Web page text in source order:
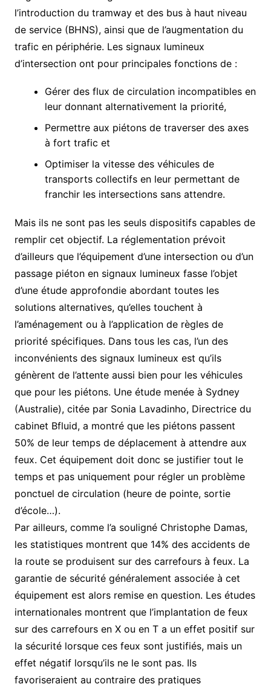
l’introduction du tramway et des bus à haut niveau
de service (BHNS), ainsi que de l’augmentation du
trafic en périphérie. Les signaux lumineux
d’intersection ont pour principales fonctions de :
Gérer des flux de circulation incompatibles en
leur donnant alternativement la priorité,
Permettre aux piétons de traverser des axes
à fort trafic et
Optimiser la vitesse des véhicules de
transports collectifs en leur permettant de
franchir les intersections sans attendre.
Mais ils ne sont pas les seuls dispositifs capables de
remplir cet objectif. La réglementation prévoit
d’ailleurs que l’équipement d’une intersection ou d’un
passage piéton en signaux lumineux fasse l’objet
d’une étude approfondie abordant toutes les
solutions alternatives, qu’elles touchent à
l’aménagement ou à l’application de règles de
priorité spécifiques. Dans tous les cas, l’un des
inconvénients des signaux lumineux est qu’ils
génèrent de l’attente aussi bien pour les véhicules
que pour les piétons. Une étude menée à Sydney
(Australie), citée par Sonia Lavadinho, Directrice du
cabinet Bfluid, a montré que les piétons passent
50% de leur temps de déplacement à attendre aux
feux. Cet équipement doit donc se justifier tout le
temps et pas uniquement pour régler un problème
ponctuel de circulation (heure de pointe, sortie
d’école…).
Par ailleurs, comme l’a souligné Christophe Damas,
les statistiques montrent que 14% des accidents de
la route se produisent sur des carrefours à feux. La
garantie de sécurité généralement associée à cet
équipement est alors remise en question. Les études
internationales montrent que l’implantation de feux
sur des carrefours en X ou en T a un effet positif sur
la sécurité lorsque ces feux sont justifiés, mais un
effet négatif lorsqu’ils ne le sont pas. Ils
favoriseraient au contraire des pratiques